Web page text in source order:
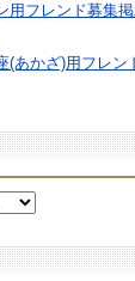
用フレンド募集
(あかざ)用フレ